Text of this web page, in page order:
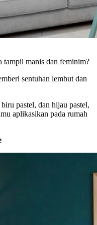
tampil manis dan feminim?
sentuhan lembut dan
pastel, dan hijau pastel,
aplikasikan pada rumah